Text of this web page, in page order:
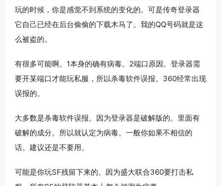
玩的时候，你是感觉不到系统的变化的。可是传奇登录器
它自己已经在后台偷偷的下载木马了。我的QQ号码就是这
么被盗的。
有很多可能啊。1本身的确有病毒。2端口原因。登录器需
要开某端口才能玩私服，所以杀毒软件误报。360经常出现
误报的。
大多数是杀毒软件误报。因为登录器是破解版的。里面有
破解的成分。所以就认定为病毒。一般你如果不相信的
话。建议还是不要用。
可能是你玩SF残留下来的。因为盛大联合360要打击私